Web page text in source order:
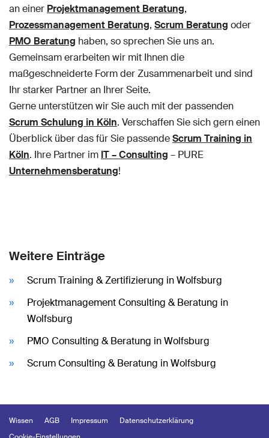
an einer Projektmanagement Beratung,
Prozessmanagement Beratung, Scrum Beratung oder
PMO Beratung haben, so sprechen Sie uns an.
Gemeinsam erarbeiten wir mit Ihnen die
maßgeschneiderte Form der Zusammenarbeit und sind
Ihr starker Partner an Ihrer Seite.
Gerne unterstützen wir Sie auch mit der passenden
Scrum Schulung in Köln. Verschaffen Sie sich gern einen
Überblick über das für Sie passendeScrum Training in
Köln. Ihre Partner im IT – Consulting – PURE
Unternehmensberatung!
Weitere Einträge
Scrum Training & Zertifizierung in Wolfsburg
Projektmanagement Consulting & Beratung in
Wolfsburg
PMO Consulting & Beratung in Wolfsburg
Scrum Consulting & Beratung in Wolfsburg
Wissen AGB Impressum
Datenschutzerklärung